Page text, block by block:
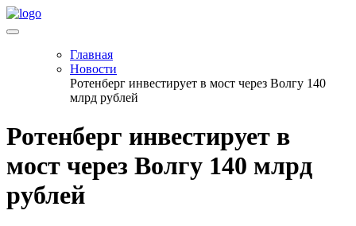
Главная
Новости
Ротенберг инвестирует в мост через Волгу 140
млрд рублей
Ротенберг инвестирует в
мост через Волгу 140 млрд
рублей